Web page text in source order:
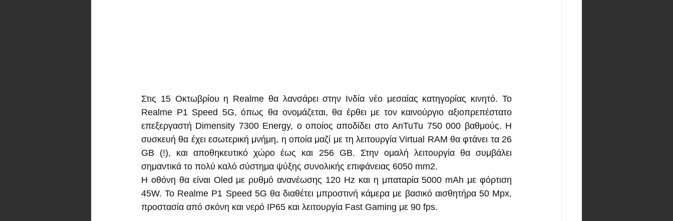
Στις 15 Οκτωβρίου η Realme θα λανσάρει στην Ινδία νέο μεσαίας κατηγορίας κινητό. Το
Realme P1 Speed 5G, όπως θα ονομάζεται, θα έρθει με τον καινούργιο αξιοπρεπέστατο
επεξεργαστή Dimensity 7300 Energy, ο οποίος αποδίδει στο AnTuTu 750 000 βαθμούς. Η
συσκευή θα έχει εσωτερική μνήμη, η οποία μαζί με τη λειτουργία Virtual RAM θα φτάνει τα 26
GB (!), και αποθηκευτικό χώρο έως και 256 GB. Στην ομαλή λειτουργία θα συμβάλει
σημαντικά το πολύ καλό σύστημα ψύξης συνολικής επιφάνειας 6050 mm2.
Η οθόνη θα είναι Oled με ρυθμό ανανέωσης 120 Hz και η μπαταρία 5000 mAh με φόρτιση
45W. Το Realme P1 Speed 5G θα διαθέτει μπροστινή κάμερα με βασικό αισθητήρα 50 Mpx,
προστασία από σκόνη και νερό IP65 και λειτουργία Fast Gaming με 90 fps.